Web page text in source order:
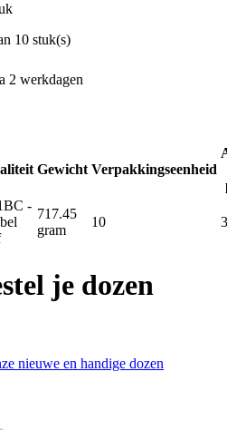
10 stuk(s)
2 werkdagen
Gewicht Verpakkingseenheid
-
717.45
gram
10
je dozen
nieuwe en handige dozen